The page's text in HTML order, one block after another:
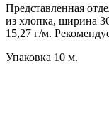
Представленная
из хлопка, ширина
15,27 г/м.
Упаковка 10 м.